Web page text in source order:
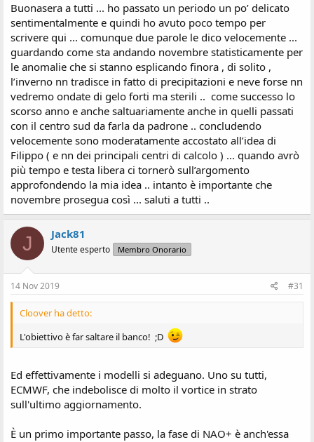
Buonasera a tutti ... ho passato un periodo un po’ delicato
sentimentalmente e quindi ho avuto poco tempo per
scrivere qui ... comunque due parole le dico velocemente ...
guardando come sta andando novembre statisticamente per
le anomalie che si stanno esplicando finora , di solito ,
l’inverno nn tradisce in fatto di precipitazioni e neve forse nn
vedremo ondate di gelo forti ma sterili .. come successo lo
scorso anno e anche saltuariamente anche in quelli passati
con il centro sud da farla da padrone .. concludendo
velocemente sono moderatamente accostato all’idea di
Filippo ( e nn dei principali centri di calcolo ) ... quando avrò
più tempo e testa libera ci tornerò sull’argomento
approfondendo la mia idea .. intanto è importante che
novembre prosegua così ... saluti a tutti ..
J Jack81
Utente esperto Membro Onorario
14 Nov 2019 #31
Cloover ha detto:
L'obiettivo è far saltare il banco! ;D
Ed effettivamente i modelli si adeguano. Uno su tutti,
ECMWF, che indebolisce di molto il vortice in strato
sull'ultimo aggiornamento.
È un primo importante passo, la fase di NAO+ è anch'essa